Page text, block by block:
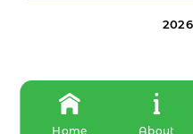
Home About